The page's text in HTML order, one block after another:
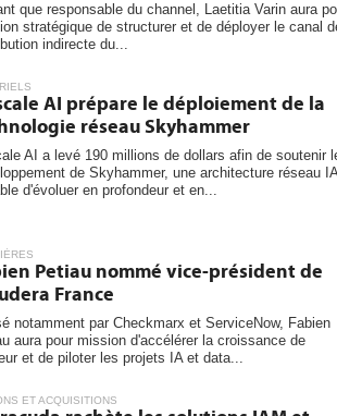
que responsable du channel, Laetitia Varin aura
stratégique de structurer et de déployer le canal
indirecte du...
AI prépare le déploiement de la
réseau Skyhammer
AI a levé 190 millions de dollars afin de soutenir
de Skyhammer, une architecture réseau IA
d'évoluer en profondeur et en...
Petiau nommé vice-président de
France
notamment par Checkmarx et ServiceNow, Fabien
aura pour mission d'accélérer la croissance de
et de piloter les projets IA et data...
ET ACQUISITIONS